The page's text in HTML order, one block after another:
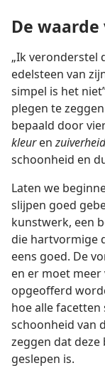
De
„Ik veronderstel
edelsteen van
simpel is het
plegen te
bepaald door
kleuren
schoonheid en
Laten we
slijpen goed
kunstwerk, een
die hartvormige
eens goed. De
en er moet
opgeofferd
hoe alle
schoonheid van
zeggen dat
geslepen is.